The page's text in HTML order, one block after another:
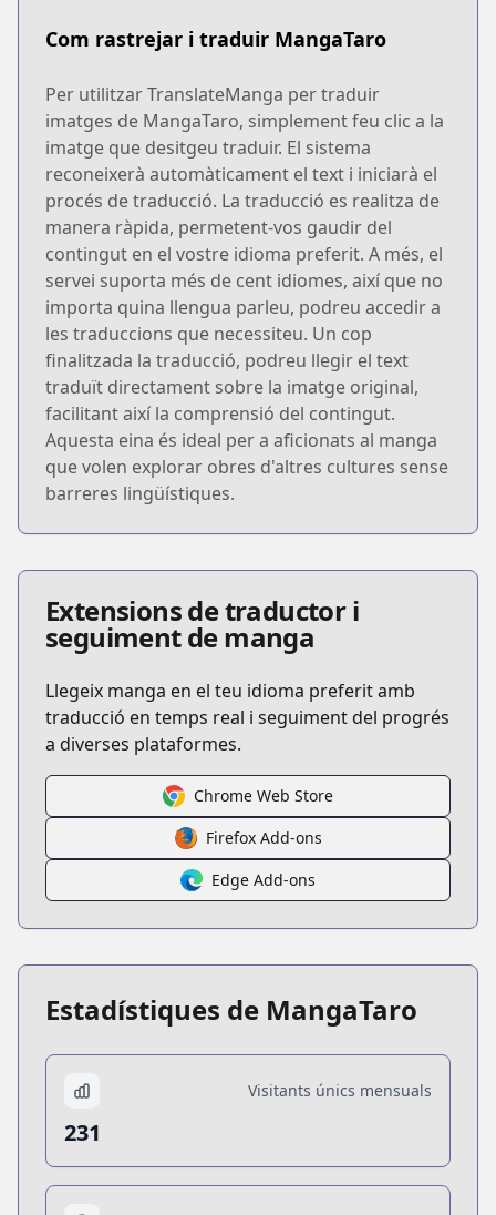
Com rastrejar i traduir MangaTaro
Per utilitzar TranslateManga per traduir
imatges de MangaTaro, simplement feu clic a la
imatge que desitgeu traduir. El sistema
reconeixerà automàticament el text i iniciarà el
procés de traducció. La traducció es realitza de
manera ràpida, permetent-vos gaudir del
contingut en el vostre idioma preferit. A més, el
servei suporta més de cent idiomes, així que no
importa quina llengua parleu, podreu accedir a
les traduccions que necessiteu. Un cop
finalitzada la traducció, podreu llegir el text
traduït directament sobre la imatge original,
facilitant així la comprensió del contingut.
Aquesta eina és ideal per a aficionats al manga
que volen explorar obres d'altres cultures sense
barreres lingüístiques.
Extensions de traductor i
seguiment de manga
Llegeix manga en el teu idioma preferit amb
traducció en temps real i seguiment del progrés
a diverses plataformes.
Chrome Web Store
Firefox Add-ons
Edge Add-ons
Estadístiques de MangaTaro
Visitants únics mensuals
231